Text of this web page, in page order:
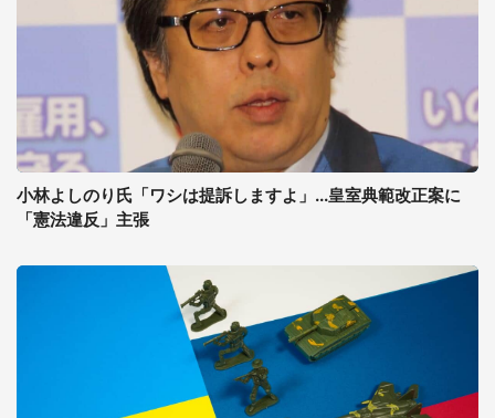
小林よしのり氏「ワシは提訴しますよ」...皇室典範改正案に
「憲法違反」主張